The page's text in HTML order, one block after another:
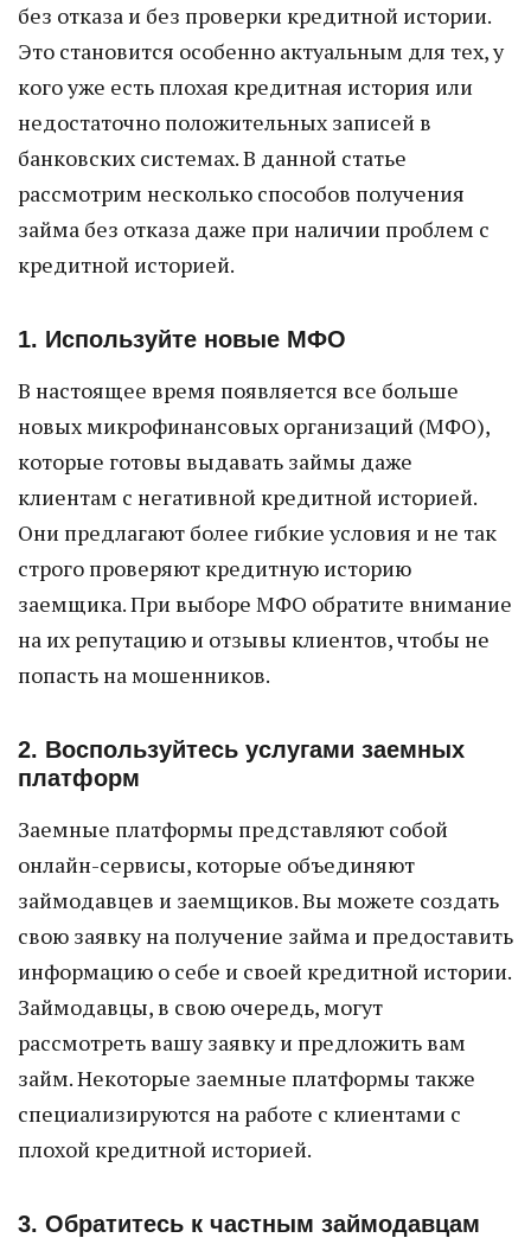
без отказа и без проверки кредитной истории.
Это становится особенно актуальным для тех, у
кого уже есть плохая кредитная история или
недостаточно положительных записей в
банковских системах. В данной статье
рассмотрим несколько способов получения
займа без отказа даже при наличии проблем с
кредитной историей.
1. Используйте новые МФО
В настоящее время появляется все больше
новых микрофинансовых организаций (МФО),
которые готовы выдавать займы даже
клиентам с негативной кредитной историей.
Они предлагают более гибкие условия и не так
строго проверяют кредитную историю
заемщика. При выборе МФО обратите внимание
на их репутацию и отзывы клиентов, чтобы не
попасть на мошенников.
2. Воспользуйтесь услугами заемных
платформ
Заемные платформы представляют собой
онлайн-сервисы, которые объединяют
займодавцев и заемщиков. Вы можете создать
свою заявку на получение займа и предоставить
информацию о себе и своей кредитной истории.
Займодавцы, в свою очередь, могут
рассмотреть вашу заявку и предложить вам
займ. Некоторые заемные платформы также
специализируются на работе с клиентами с
плохой кредитной историей.
3. Обратитесь к частным займодавцам